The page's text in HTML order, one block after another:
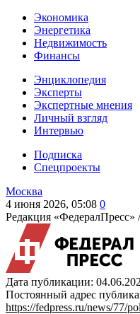
Экономика
Энергетика
Недвижимость
Финансы
Энциклопедия
Эксперты
Экспертные мнения
Личный взгляд
Интервью
Подписка
Спецпроекты
Москва
4 июня 2026, 05:08 0
Редакция «ФедералПресс»
Дата публикации:
Постоянный адрес
https://fedpress.ru/news/77/